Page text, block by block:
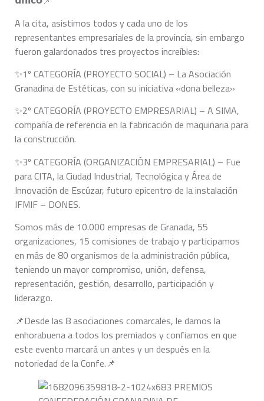
A la cita, asistimos todos y cada uno de los
representantes empresariales de la provincia, sin embargo
fueron galardonados tres proyectos increíbles:
✨1º CATEGORÍA (PROYECTO SOCIAL) – La Asociación
Granadina de Estéticas, con su iniciativa «dona belleza»
✨2º CATEGORÍA (PROYECTO EMPRESARIAL) – A SIMA,
compañía de referencia en la fabricación de maquinaria para
la construcción.
✨3º CATEGORÍA (ORGANIZACIÓN EMPRESARIAL) – Fue
para CITA, la Ciudad Industrial, Tecnológica y Área de
Innovación de Escúzar, futuro epicentro de la instalación
IFMIF – DONES.
Somos más de 10.000 empresas de Granada, 55
organizaciones, 15 comisiones de trabajo y participamos
en más de 80 organismos de la administración pública,
teniendo un mayor compromiso, unión, defensa,
representación, gestión, desarrollo, participación y
liderazgo.
📌Desde las 8 asociaciones comarcales, le damos la
enhorabuena a todos los premiados y confiamos en que
este evento marcará un antes y un después en la
notoriedad de la Confe.📌